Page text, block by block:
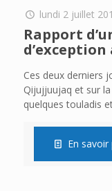
lundi 2 juillet
Rapport
Ces deux derniers
Qijujjuujaq et sur
quelques touladis
En savoir